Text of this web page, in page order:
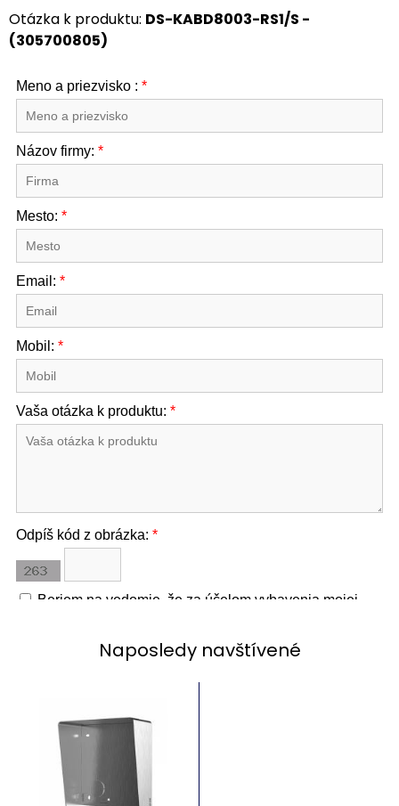
Otázka k produktu: DS-KABD8003-RS1/S -
(305700805)
Naposledy navštívené